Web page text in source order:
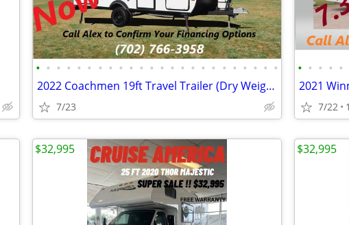
• • • • • • • • • • • • • • • • • • • • • • • •
2022 Coachmen 19ft Travel Trailer (Dry Weight 2900 lb) - WE FINANCE
7/23
• • • • •
7/22
$32,995 $32,995